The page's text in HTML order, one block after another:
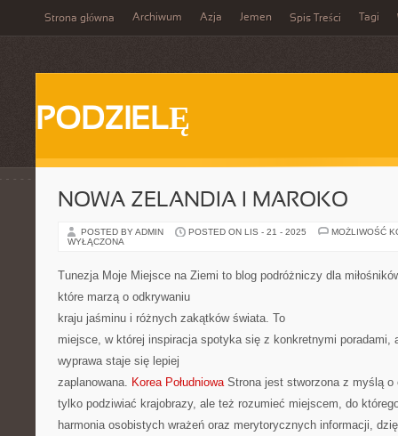
Strona główna Archiwum Azja Jemen Spis Treści Tagi
PODZIELĘ
NOWA ZELANDIA I MAROKO
POSTED BY ADMIN POSTED ON LIS - 21 - 2025
MOŻLIWOŚĆ
WYŁĄCZONA
Tunezja Moje Miejsce na Ziemi to blog podróżniczy dla
które marzą o odkrywaniu
kraju jaśminu i różnych zakątków świata. To
miejsce, w której inspiracja spotyka się z konkretnymi poradami,
wyprawa staje się lepiej
zaplanowana. Korea PołudniowaStrona jest stworzona z myślą o
tylko podziwiać krajobrazy, ale też rozumieć miejscem, do
harmonia osobistych wrażeń oraz merytorycznych informacji,